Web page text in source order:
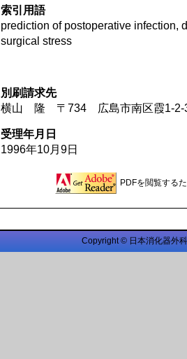
索引用語
prediction of postoperative infection,
surgical stress
別刷請求先
横山 隆 〒734 広島市南区霞1-2-
受理年月日
1996年10月9日
PDFを閲覧する
Copyright © 日本消化器外